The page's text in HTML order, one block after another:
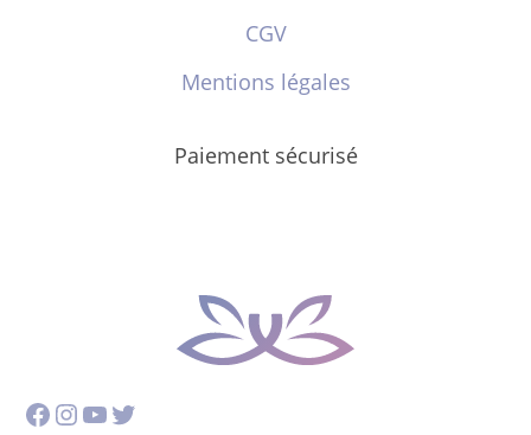
CGV
Mentions légales
Paiement sécurisé
Facebook
Instagram
YouTube
Twitter